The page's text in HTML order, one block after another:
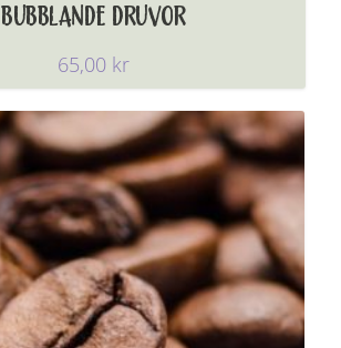
BUBBLANDE DRUVOR
65,00 kr